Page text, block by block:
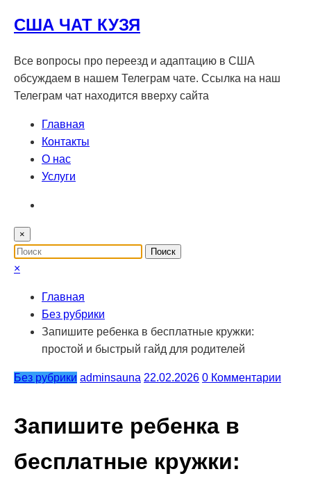
США ЧАТ КУЗЯ
Все вопросы про переезд и адаптацию в США
обсуждаем в нашем Телеграм чате. Ссылка на наш
Телеграм чат находится вверху сайта
Главная
Контакты
О нас
Услуги
×
×
Главная
Без рубрики
Запишите ребенка в бесплатные кружки:
простой и быстрый гайд для родителей
Без рубрики adminsauna 22.02.2026 0 Комментарии
Запишите ребенка в
бесплатные кружки: